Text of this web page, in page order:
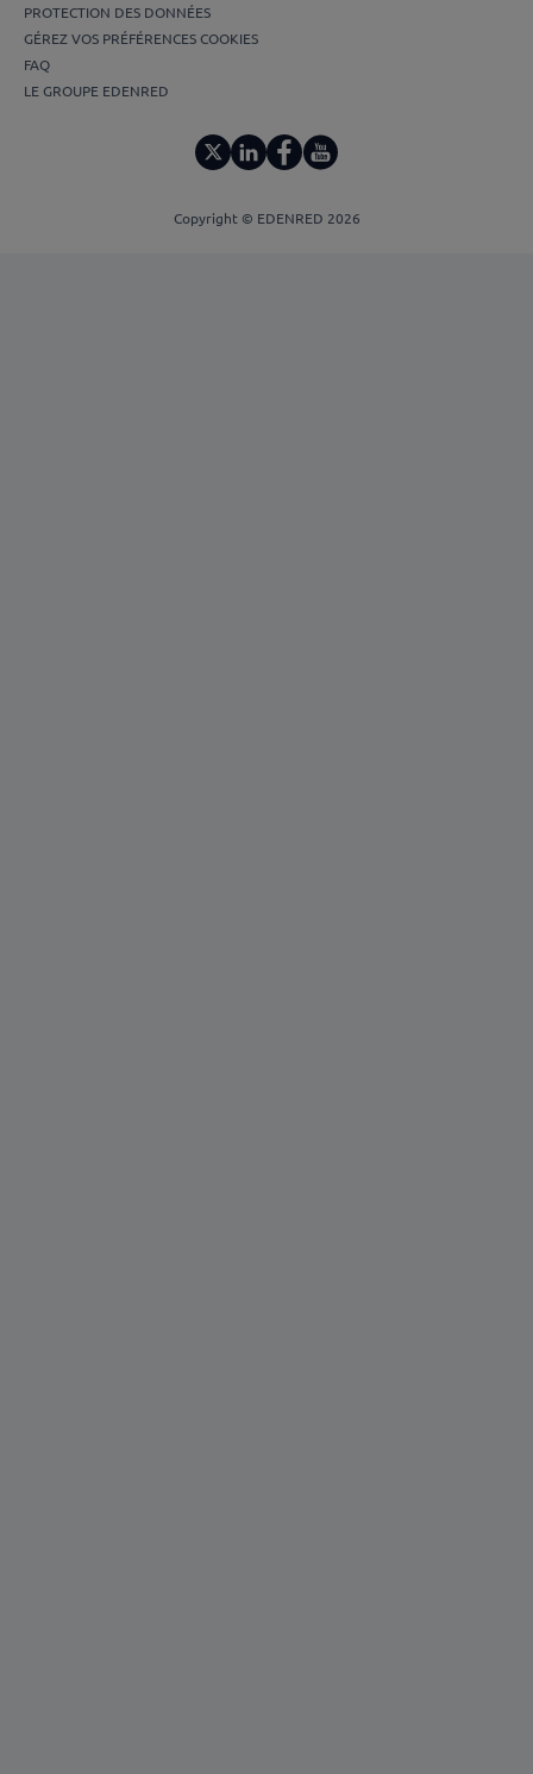
PROTECTION DES DONNÉES
GÉREZ VOS PRÉFÉRENCES COOKIES
FAQ
LE GROUPE EDENRED
Copyright © EDENRED 2026